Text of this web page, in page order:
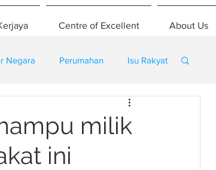
Centre of Excellent About Us
Negara Perumahan Isu Rakyat
milik
ini